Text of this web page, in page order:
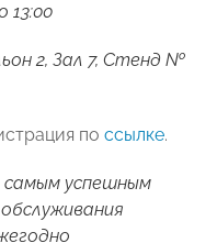
13:00
2, Зал 7, Стенд №
по ссылке.
самым успешным